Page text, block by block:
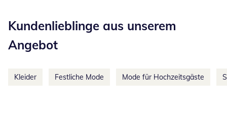
Kundenlieblinge aus unserem
Angebot
Kleider Festliche Mode Mode für Hochzeitsgäste